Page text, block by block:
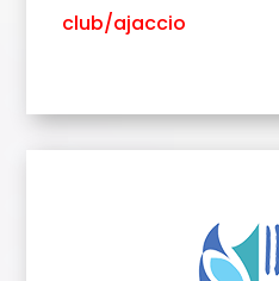
club/ajaccio